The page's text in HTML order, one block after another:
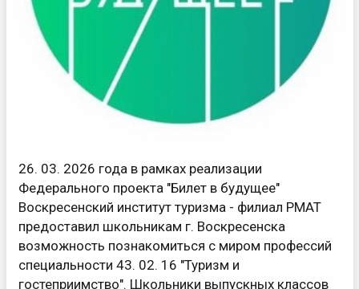
26. 03. 2026 года в рамках реализации
Федерального проекта "Билет в будущее"
Воскресенский институт туризма - филиал РМАТ
предоставил школьникам г. Воскресенска
возможность познакомиться с миром профессий
специальности 43. 02. 16 "Туризм и
гостеприимство". Школьники выпускных классов